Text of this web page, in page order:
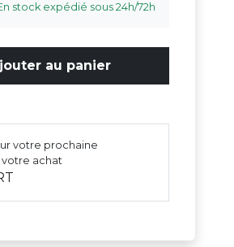
stock expédié sous 24h/72h
au panier
votre prochaine
achat